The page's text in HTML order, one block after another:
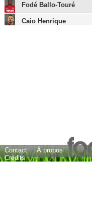
Fodé Ballo-Touré
Caio Henrique
Anthony Musaba
Contact
À propos
Crédits